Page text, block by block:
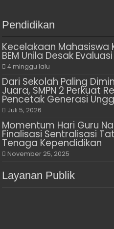
Pendidikan
Kecelakaan Mahasiswa
BEM Unila Desak
4 minggu lalu
Dari Sekolah Paling
Juara, SMPN 2 Perkuat
Pencetak Generasi
Juli 5, 2026
Momentum Hari Guru
Finalisasi Sentralisasi
Tenaga Kependidikan
November 25, 2025
Layanan Publik